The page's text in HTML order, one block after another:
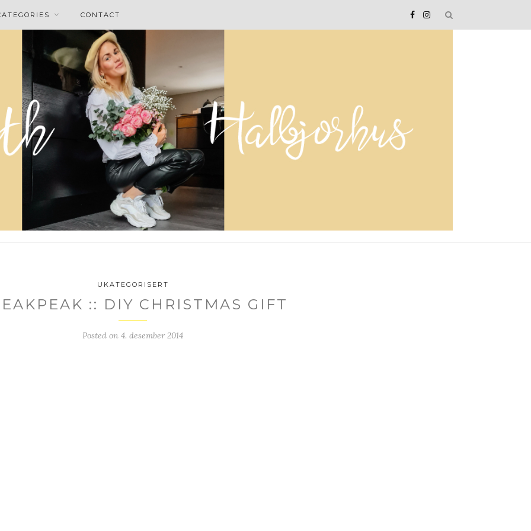
CONTACT
UKATEGORISERT
:: DIY CHRISTMAS GIFT
Posted on 4. desember 2014